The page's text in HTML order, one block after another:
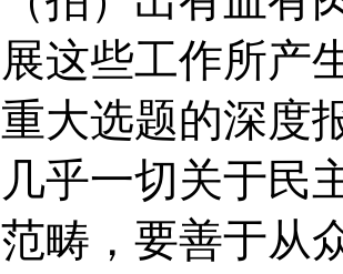
展这些工作所产
重大选题的深度
几乎一切关于民
范畴，要善于从